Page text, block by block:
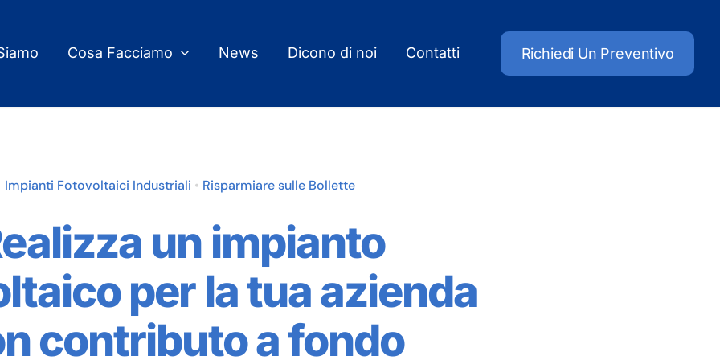
Cosa Facciamo News Dicono di noi Contatti Richiedi Un Preventivo
Impianti Fotovoltaici Industriali • Risparmiare sulle Bollette
un impianto
per la tua azienda
contributo a fondo